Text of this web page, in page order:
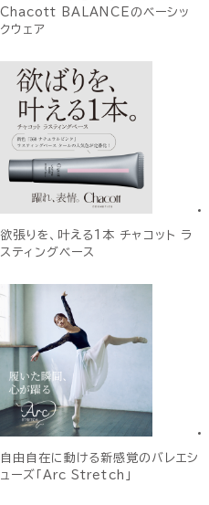
Chacott BALANCEのベーシッ
クウェア
欲張りを、叶える1本 チャコット ラ
スティングベース
自由自在に動ける新感覚のバレエシ
ューズ「Arc Stretch」